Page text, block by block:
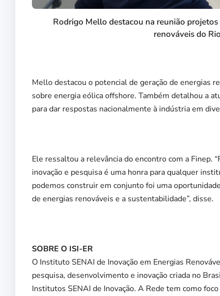
Rodrigo Mello destacou na reunião
renováveis do
Mello destacou o potencial de geração de energias
sobre energia eólica offshore. Também detalhou a
para dar respostas nacionalmente à indústria em
Ele ressaltou a relevância do encontro com a Finep.
inovação e pesquisa é uma honra para qualquer
podemos construir em conjunto foi uma
de energias renováveis e a sustentabilidade”, disse.
SOBRE O ISI-ER
O Instituto SENAI de Inovação em Energias
pesquisa, desenvolvimento e inovação criada no
Institutos SENAI de Inovação. A Rede tem como